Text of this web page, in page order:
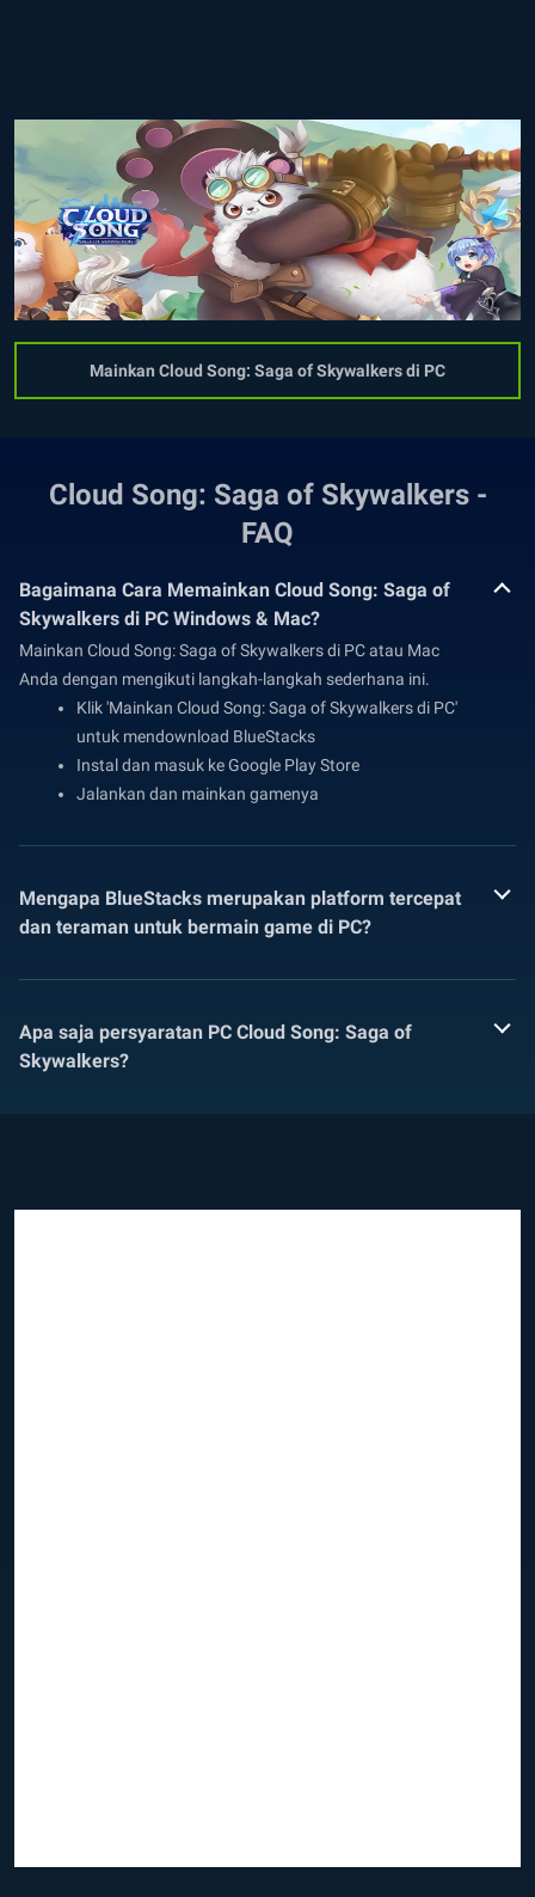
Mainkan Cloud Song: Saga of Skywalkers di PC
Cloud Song: Saga of Skywalkers -
FAQ
Bagaimana Cara Memainkan Cloud Song: Saga of
Skywalkers di PC Windows & Mac?
Mainkan Cloud Song: Saga of Skywalkers di PC atau Mac
Anda dengan mengikuti langkah-langkah sederhana ini.
Klik 'Mainkan Cloud Song: Saga of Skywalkers di PC'
untuk mendownload BlueStacks
Instal dan masuk ke Google Play Store
Jalankan dan mainkan gamenya
Mengapa BlueStacks merupakan platform tercepat
dan teraman untuk bermain game di PC?
Apa saja persyaratan PC Cloud Song: Saga of
Skywalkers?